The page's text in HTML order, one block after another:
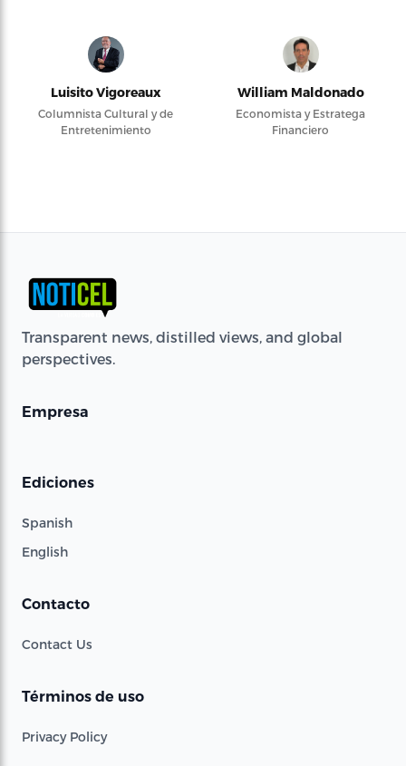
Luisito Vigoreaux
Columnista Cultural y de
Entretenimiento
William Maldonado
Economista y Estratega
Financiero
Transparent news, distilled views, and global
perspectives.
Empresa
Ediciones
Spanish
English
Contacto
Contact Us
Términos de uso
Privacy Policy